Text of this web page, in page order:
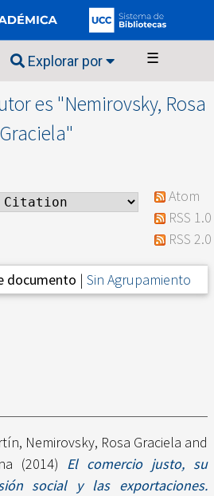
Explorar por ☰
es "Nemirovsky, Rosa
Graciela"
Atom
RSS 1.0
RSS 2.0
documento | Sin Agrupamiento
, Nemirovsky, Rosa Graciela and
(2014) El comercio justo, su
social y las exportaciones.